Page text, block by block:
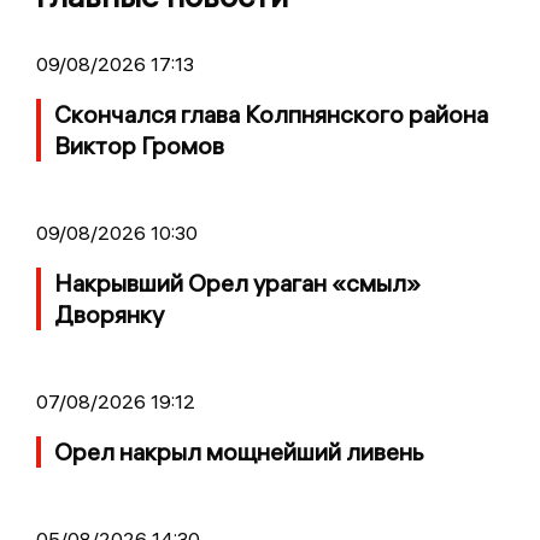
09/08/2026 17:13
Скончался глава Колпнянского района
Виктор Громов
09/08/2026 10:30
Накрывший Орел ураган «смыл»
Дворянку
07/08/2026 19:12
Орел накрыл мощнейший ливень